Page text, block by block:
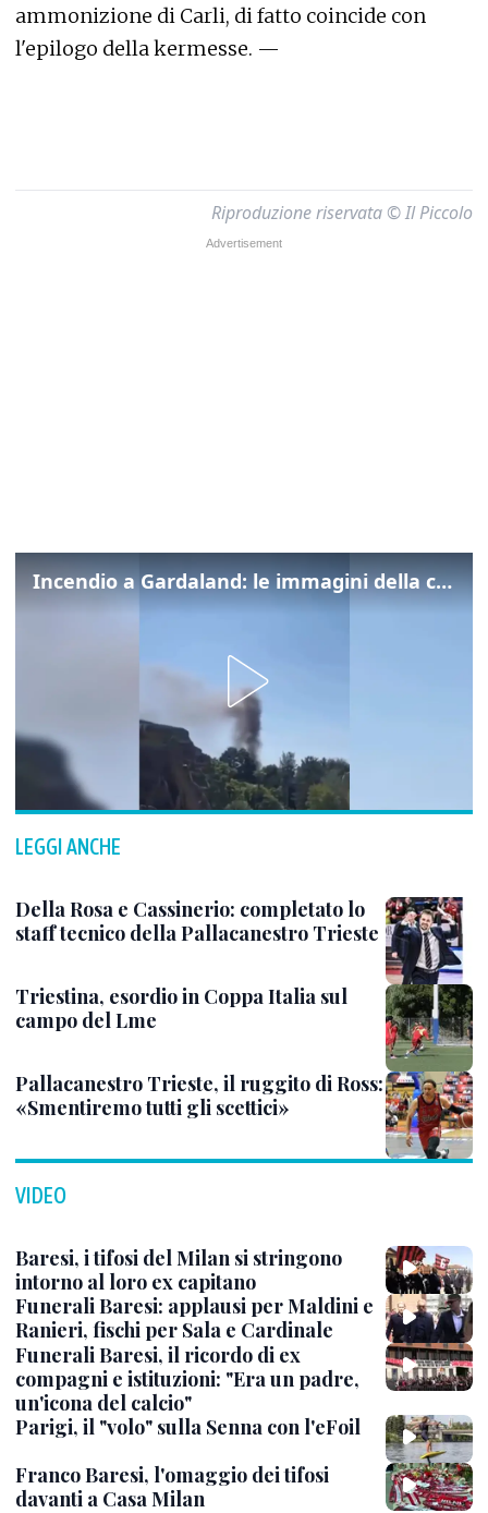
ammonizione di Carli, di fatto coincide con
l'epilogo della kermesse. —
Riproduzione riservata © Il Piccolo
Incendio a Gardaland: le immagini della colonna di fumo
LEGGI ANCHE
Della Rosa e Cassinerio: completato lo
staff tecnico della Pallacanestro Trieste
Triestina, esordio in Coppa Italia sul
campo del Lme
Pallacanestro Trieste, il ruggito di Ross:
«Smentiremo tutti gli scettici»
VIDEO
Baresi, i tifosi del Milan si stringono
intorno al loro ex capitano
Funerali Baresi: applausi per Maldini e
Ranieri, fischi per Sala e Cardinale
Funerali Baresi, il ricordo di ex
compagni e istituzioni: "Era un padre,
un'icona del calcio"
Parigi, il "volo" sulla Senna con l'eFoil
Franco Baresi, l'omaggio dei tifosi
davanti a Casa Milan